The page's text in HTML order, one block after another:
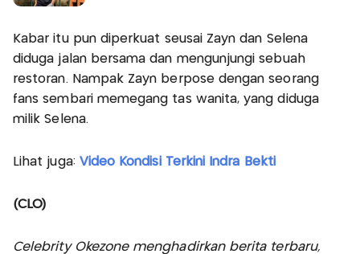
Kabar itu pun diperkuat seusai Zayn dan Selena
diduga jalan bersama dan mengunjungi sebuah
restoran. Nampak Zayn berpose dengan seorang
fans sembari memegang tas wanita, yang diduga
milik Selena.
Lihat juga: Video Kondisi Terkini Indra Bekti
(CLO)
Celebrity Okezone menghadirkan berita terbaru,